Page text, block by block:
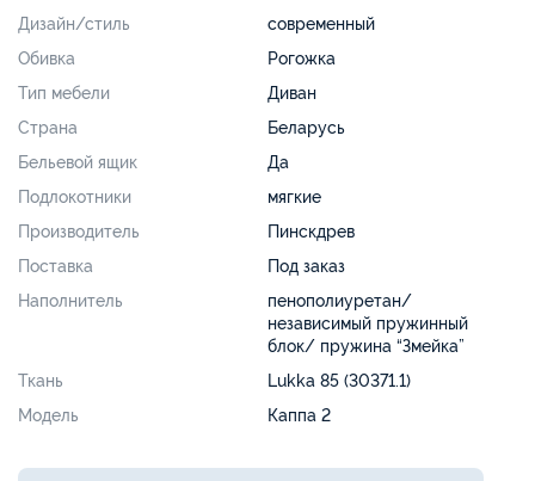
Дизайн/стиль
современный
Обивка
Рогожка
Тип мебели
Диван
Страна
Беларусь
Бельевой ящик
Да
Подлокотники
мягкие
Производитель
Пинскдрев
Поставка
Под заказ
Наполнитель
пенополиуретан/
независимый пружинный
блок/ пружина “Змейка”
Ткань
Lukka 85 (30371.1)
Модель
Каппа 2